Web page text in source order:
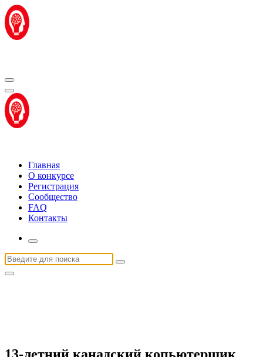
Перейти
к
содержимому
Главная
О конкурсе
Регистрация
Сообщество
FAQ
Контакты
Искать: